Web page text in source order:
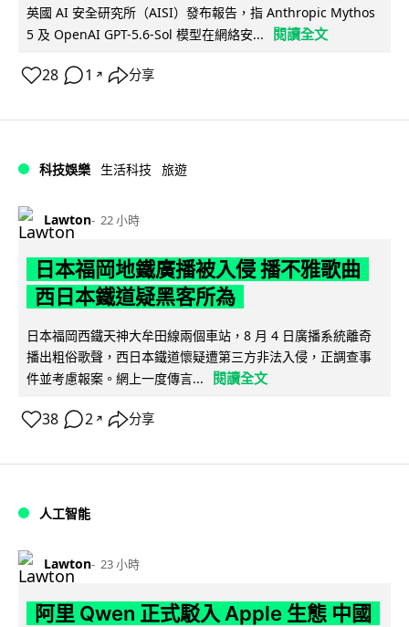
英國 AI 安全研究所（AISI）發布報告，指 Anthropic Mythos
5 及 OpenAI GPT-5.6-Sol 模型在網絡安...
閱讀全文
28 1 ↗ 分享
科技娛樂 生活科技 旅遊
Lawton 22 小時
日本福岡地鐵廣播被入侵 播不雅歌曲
西日本鐵道疑黑客所為
日本福岡西鐵天神大牟田線兩個車站，8 月 4 日廣播系統離奇
播出粗俗歌聲，西日本鐵道懷疑遭第三方非法入侵，正調查事
件並考慮報案。網上一度傳言...
閱讀全文
38 2 ↗ 分享
人工智能
Lawton 23 小時
阿里 Qwen 正式駁入 Apple 生態 中國